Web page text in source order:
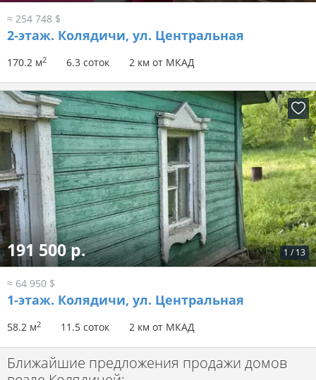
≈ 254 748 $
2-этаж. Колядичи, ул. Центральная
170.2 м2 6.3 соток 2 км от МКАД
1 / 13
191 500 р.
≈ 64 950 $
1-этаж. Колядичи, ул. Центральная
58.2 м2 11.5 соток 2 км от МКАД
Ближайшие предложения продажи домов